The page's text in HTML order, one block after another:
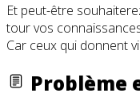
Et peut-être
tour vos
Car ceux qui donnent
Problème